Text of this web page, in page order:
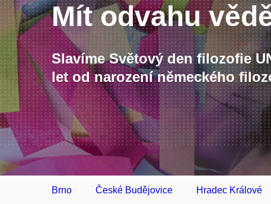
Mít odvahu
Slavíme Světový den filozofie
let od narození německého
Brno České Budějovice Hradec Králové